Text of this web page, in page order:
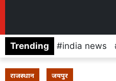
Trending india news
राजस्थान जयपुर